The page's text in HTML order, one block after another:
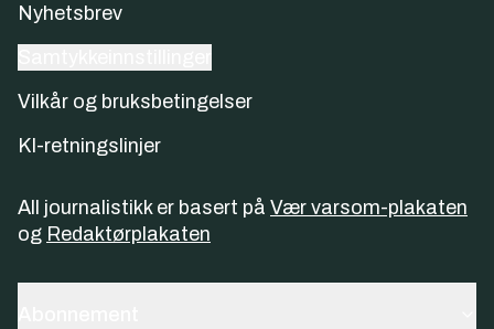
Nyhetsbrev
Vilkår og bruksbetingelser
KI-retningslinjer
All journalistikk er basert på Vær varsom-plakaten
og Redaktørplakaten